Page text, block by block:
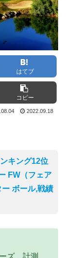
はてブ
コピー
2022.09.18
キング12位
FW（フェア
ボール,戦績
ズ、計測